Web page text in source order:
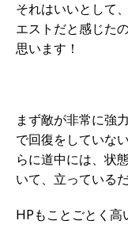
それはいいとして
エストだと感じた
思います！
まず敵が非常に強
で回復をしていな
らに道中には、状
いて、立っている
HPもことごとく高